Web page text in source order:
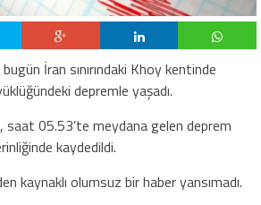
İran sınırındaki Khoy kentinde
depremle yaşadı.
saat 05.53’te meydana gelen deprem
kaydedildi.
kaynaklı olumsuz bir haber yansımadı.